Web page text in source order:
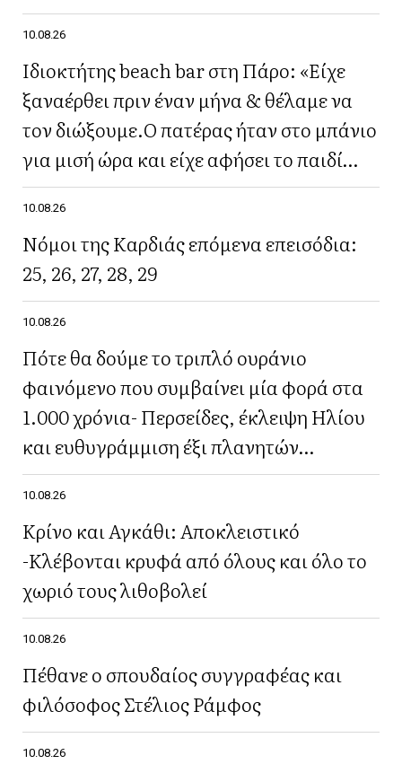
10.08.26
Ιδιοκτήτης beach bar στη Πάρο: «Είχε
ξαναέρθει πριν έναν μήνα & θέλαμε να
τον διώξουμε.Ο πατέρας ήταν στο μπάνιο
για μισή ώρα και είχε αφήσει το παιδί
μόνο του»
10.08.26
Νόμοι της Καρδιάς επόμενα επεισόδια:
25, 26, 27, 28, 29
10.08.26
Πότε θα δούμε το τριπλό ουράνιο
φαινόμενο που συμβαίνει μία φορά στα
1.000 χρόνια- Περσείδες, έκλειψη Ηλίου
και ευθυγράμμιση έξι πλανητών
ταυτόχρονα
10.08.26
Κρίνο και Αγκάθι: Aποκλειστικό
-Κλέβονται κρυφά από όλους και όλο το
χωριό τους λιθοβολεί
10.08.26
Πέθανε ο σπουδαίος συγγραφέας και
φιλόσοφος Στέλιος Ράμφος
10.08.26